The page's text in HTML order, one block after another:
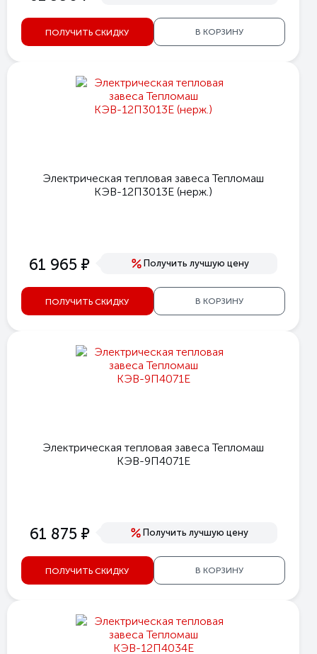
ПОЛУЧИТЬ СКИДКУ В КОРЗИНУ
Электрическая тепловая завеса Тепломаш
КЭВ-12П3013Е (нерж.)
61 965 е Получить лучшую цену
ПОЛУЧИТЬ СКИДКУ В КОРЗИНУ
Электрическая тепловая завеса Тепломаш
КЭВ-9П4071Е
61 875 е Получить лучшую цену
ПОЛУЧИТЬ СКИДКУ В КОРЗИНУ